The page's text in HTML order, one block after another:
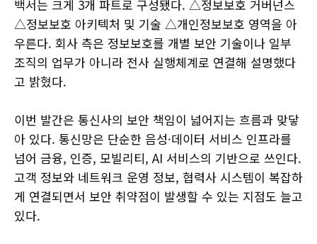
백서는 크게 3개 파트로 구성됐다. △정보보호 거버넌스
△정보보호 아키텍처 및 기술 △개인정보보호 영역을 아
우른다. 회사 측은 정보보호를 개별 보안 기술이나 일부
조직의 업무가 아니라 전사 실행체계로 연결해 설명했다
고 밝혔다.
이번 발간은 통신사의 보안 책임이 넓어지는 흐름과 맞닿
아 있다. 통신망은 단순한 음성·데이터 서비스 인프라를
넘어 금융, 인증, 모빌리티, AI 서비스의 기반으로 쓰인다.
고객 정보와 네트워크 운영 정보, 협력사 시스템이 복잡하
게 연결되면서 보안 취약점이 발생할 수 있는 지점도 늘고
있다.